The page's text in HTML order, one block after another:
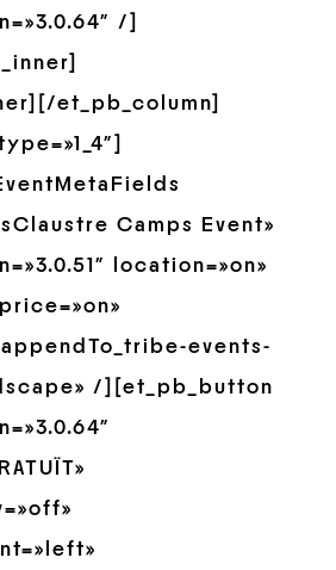
/]
et_pb_column]
Camps Event»
location=»on»
events-
/][et_pb_button